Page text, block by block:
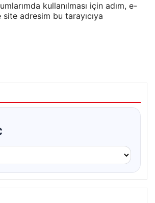
kullanılması için adım, e-
adresim bu tarayıcıya